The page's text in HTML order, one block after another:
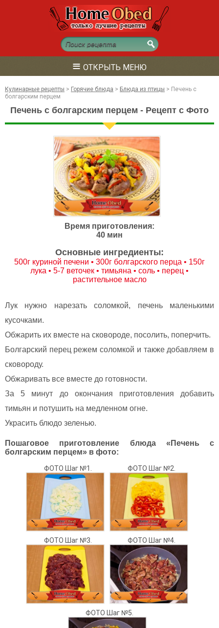
≡ ОТКРЫТЬ МЕНЮ
Кулинарные рецепты > Горячие блюда > Блюда из птицы > Печень с
болгарским перцем
Печень с болгарским перцем - Рецепт с Фото
Время приготовления:
40 мин
Основные ингредиенты:
500г куриной печени • 300г болгарского перца • 150г
лука • 5-7 веточек • тимьяна • соль • перец •
растительное масло
Лук нужно нарезать соломкой, печень маленькими
кусочками.
Обжарить их вместе на сковороде, посолить, поперчить.
Болгарский перец режем соломкой и также добавляем в
сковороду.
Обжаривать все вместе до готовности.
За 5 минут до окончания приготовления добавить
тимьян и потушить на медленном огне.
Украсить блюдо зеленью.
Пошаговое приготовление блюда «Печень с
болгарским перцем» в фото:
ФОТО Шаг №1. ФОТО Шаг №2.
ФОТО Шаг №3. ФОТО Шаг №4.
ФОТО Шаг №5.